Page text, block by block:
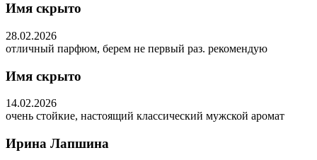
Имя скрыто
28.02.2026
отличный парфюм, берем не первый раз. рекомендую
Имя скрыто
14.02.2026
очень стойкие, настоящий классический мужской аромат
Ирина Лапшина